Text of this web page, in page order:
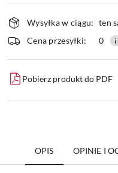
Dostępność
i
dostawa
Wysyłka w ciągu: ten
Cena przesyłki:
0
Pobierz produkt do PDF
OPIS OPINIE I